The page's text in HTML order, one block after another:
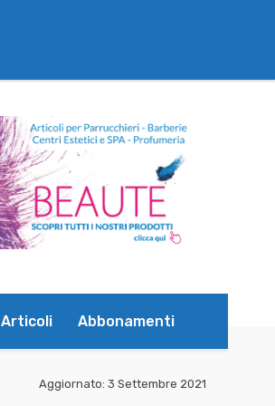
Articoli Abbonamenti
Aggiornato: 3 Settembre 2021